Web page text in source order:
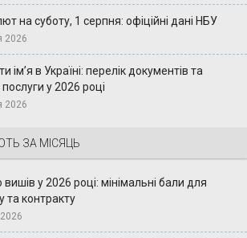
на суботу, 1 серпня: офіційні дані НБУ
2026
ім’я в Україні: перелік документів та
послуги у 2026 році
2026
ЗА МІСЯЦЬ
вишів у 2026 році: мінімальні бали для
та контракту